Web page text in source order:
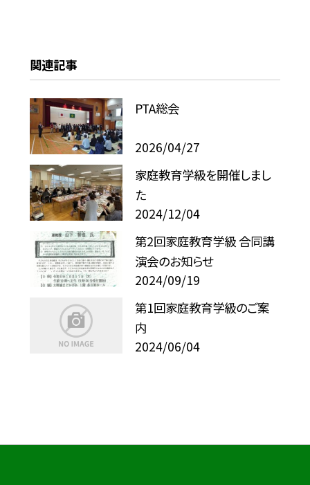
関連記事
PTA総会
2026/04/27
家庭教育学級を開催しまし
た
2024/12/04
第2回家庭教育学級 合同講
演会のお知らせ
2024/09/19
第1回家庭教育学級のご案
内
2024/06/04